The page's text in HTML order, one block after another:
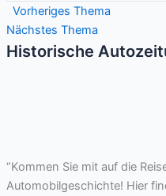
Vorheriges Thema
Nächstes Thema
Historische
“Kommen Sie mit auf die
Automobilgeschichte! Hier